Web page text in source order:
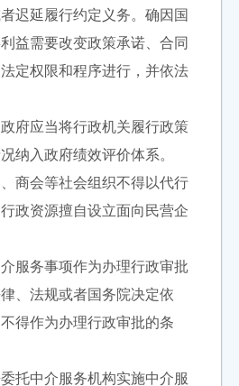
迟延履行约定义务。确因国
益需要改变政策承诺、合同
定权限和程序进行，并依法
应当将行政机关履行政策
纳入政府绩效评价体系。
商会等社会组织不得以代行
政资源擅自设立面向民营企
服务事项作为办理行政审批
、法规或者国务院决定依
得作为办理行政审批的条
中介服务机构实施中介服